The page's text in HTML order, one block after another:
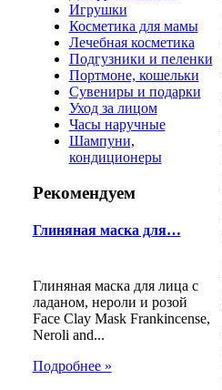
Игрушки
Косметика для мамы
Лечебная косметика
Подгузники и пеленки
Портмоне, кошельки
Сувениры и подарки
Уход за лицом
Часы наручные
Шампуни,
кондиционеры
Рекомендуем
Глиняная маска для…
Глиняная маска для лица с
ладаном, нероли и розой
Face Clay Mask Frankincense,
Neroli and...
Подробнее »